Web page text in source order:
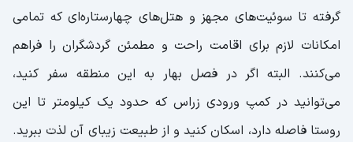
گرفته تا سوئیت‌های مجهز و هتل‌های چهارستاره‌ای که تمامی
امکانات لازم برای اقامت راحت و مطمئن گردشگران را فراهم
می‌کنند. البته اگر در فصل بهار به این منطقه سفر کنید،
می‌توانید در کمپ ورودی زراس که حدود یک کیلومتر تا این
روستا فاصله دارد، اسکان کنید و از طبیعت زیبای آن لذت ببرید.